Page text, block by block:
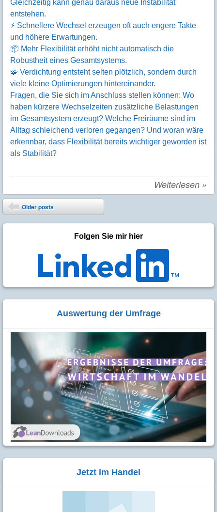
Gleichzeitig kann genau daraus neue Instabilität
entstehen.
⚡ Schnellere Wechsel erzeugen oft auch engere Takte
und höhere Erwartungen.
📦 Mehr Flexibilität erhöht nicht automatisch die
Robustheit eines Gesamtsystems.
🧩 Verdichtung entsteht selten plötzlich, sondern durch
viele kleine Optimierungen hintereinander.
Fragen, die Sie sich im Anschluss stellen können: Wo
haben kürzere Wechselzeiten zusätzliche Belastungen
im Gesamtsystem erzeugt? Welche Freiräume sind im
Alltag schleichend verloren gegangen? Und woran wäre
erkennbar, dass Flexibilität bereits wichtiger geworden ist
als Stabilität?
Weiterlesen »
Post navigation
⬅
Older posts
Folgen Sie mir hier
Auswertung der Umfrage
Jetzt im Handel